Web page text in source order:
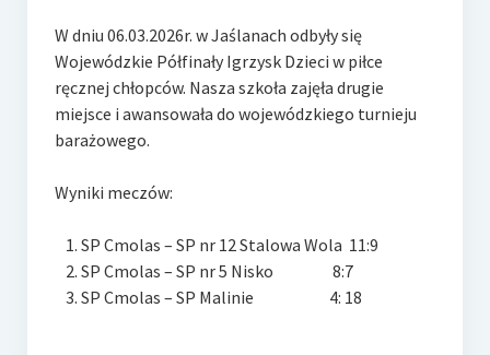
W dniu 06.03.2026r. w Jaślanach odbyły się
Wojewódzkie Półfinały Igrzysk Dzieci w piłce
ręcznej chłopców. Nasza szkoła zajęła drugie
miejsce i awansowała do wojewódzkiego turnieju
barażowego.
Wyniki meczów:
SP Cmolas – SP nr 12 Stalowa Wola 11:9
SP Cmolas – SP nr 5 Nisko 8:7
SP Cmolas – SP Malinie 4: 18